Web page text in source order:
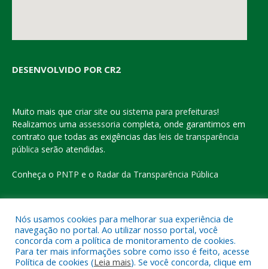
DESENVOLVIDO POR CR2
Muito mais que criar site ou sistema para prefeituras!
Realizamos uma assessoria completa, onde garantimos em
contrato que todas as exigências das leis de transparência
pública serão atendidas.
Conheça o PNTP e o Radar da Transparência Pública
Todos os direitos reservados a Prefeitura Municipal de Eldorado
do Carajás
Nós usamos cookies para melhorar sua experiência de
navegação no portal. Ao utilizar nosso portal, você
concorda com a política de monitoramento de cookies.
Para ter mais informações sobre como isso é feito, acesse
Política de cookies (Leia mais). Se você concorda, clique em